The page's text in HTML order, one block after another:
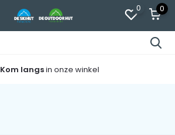
0 0
Kom langsin onze winkel